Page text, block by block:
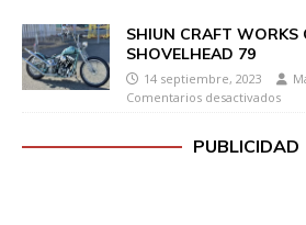
SHIUN CRAFT WORKS
SHOVELHEAD 79
14 septiembre, 2023
Comentarios desactivados
PUBLICIDAD